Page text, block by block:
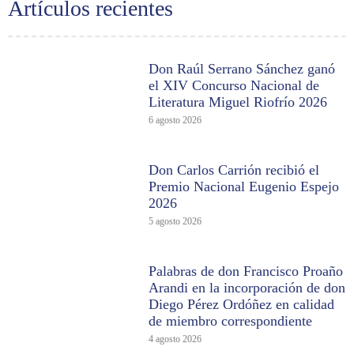
Artículos recientes
Don Raúl Serrano Sánchez ganó
el XIV Concurso Nacional de
Literatura Miguel Riofrío 2026
6 agosto 2026
Don Carlos Carrión recibió el
Premio Nacional Eugenio Espejo
2026
5 agosto 2026
Palabras de don Francisco Proaño
Arandi en la incorporación de don
Diego Pérez Ordóñez en calidad
de miembro correspondiente
4 agosto 2026